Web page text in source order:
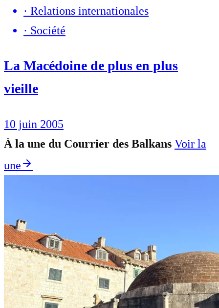
· Relations internationales
· Société
La Macédoine de plus en plus
vieille
10 juin 2005
À la une du Courrier des Balkans Voir la
une